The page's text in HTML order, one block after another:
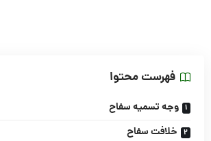
فهرست محتوا
وجه تسمیه سفاح
خلافت سفاح